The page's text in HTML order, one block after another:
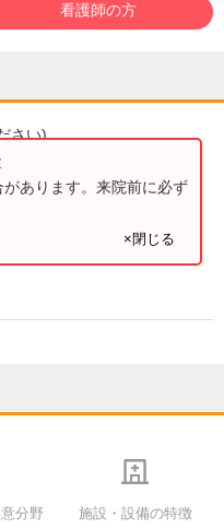
看護師の方
さい)
あります。来院前に必ず
×閉じる
分野 施設・設備の特徴